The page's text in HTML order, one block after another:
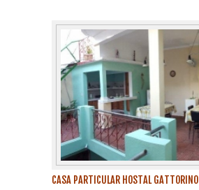
CASA PARTICULAR HOSTAL GATTORINO